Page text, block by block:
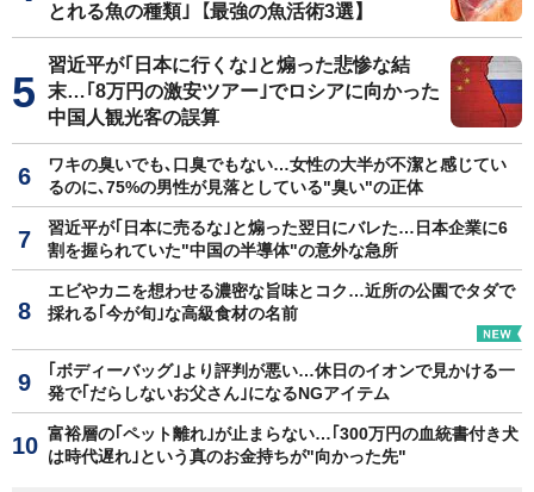
とれる魚の種類｣【最強の魚活術3選】
習近平が｢日本に行くな｣と煽った悲惨な結
末…｢8万円の激安ツアー｣でロシアに向かった
中国人観光客の誤算
ワキの臭いでも､口臭でもない…女性の大半が不潔と感じてい
るのに､75%の男性が見落としている"臭い"の正体
習近平が｢日本に売るな｣と煽った翌日にバレた…日本企業に6
割を握られていた"中国の半導体"の意外な急所
エビやカニを想わせる濃密な旨味とコク…近所の公園でタダで
採れる｢今が旬｣な高級食材の名前
｢ボディーバッグ｣より評判が悪い…休日のイオンで見かける一
発で｢だらしないお父さん｣になるNGアイテム
富裕層の｢ペット離れ｣が止まらない…｢300万円の血統書付き犬
は時代遅れ｣という真のお金持ちが"向かった先"